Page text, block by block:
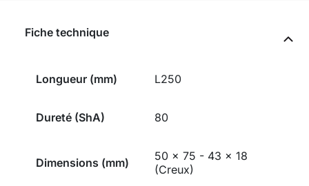
Fiche technique
Longueur (mm) L250
Dureté (ShA) 80
Dimensions (mm)
50 x 75 - 43 x 18
(Creux)